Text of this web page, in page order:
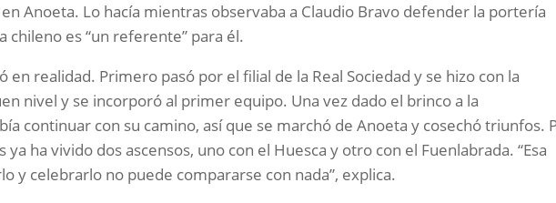
Anoeta. Lo hacía mientras observaba a Claudio Bravo defender la portería
chileno es “un referente” para él.
en realidad. Primero pasó por el filial de la Real Sociedad y se hizo con la
nivel y se incorporó al primer equipo. Una vez dado el brinco a la
continuar con su camino, así que se marchó de Anoeta y cosechó triunfos.
ya ha vivido dos ascensos, uno con el Huesca y otro con el Fuenlabrada. “Esa
y celebrarlo no puede compararse con nada”, explica.